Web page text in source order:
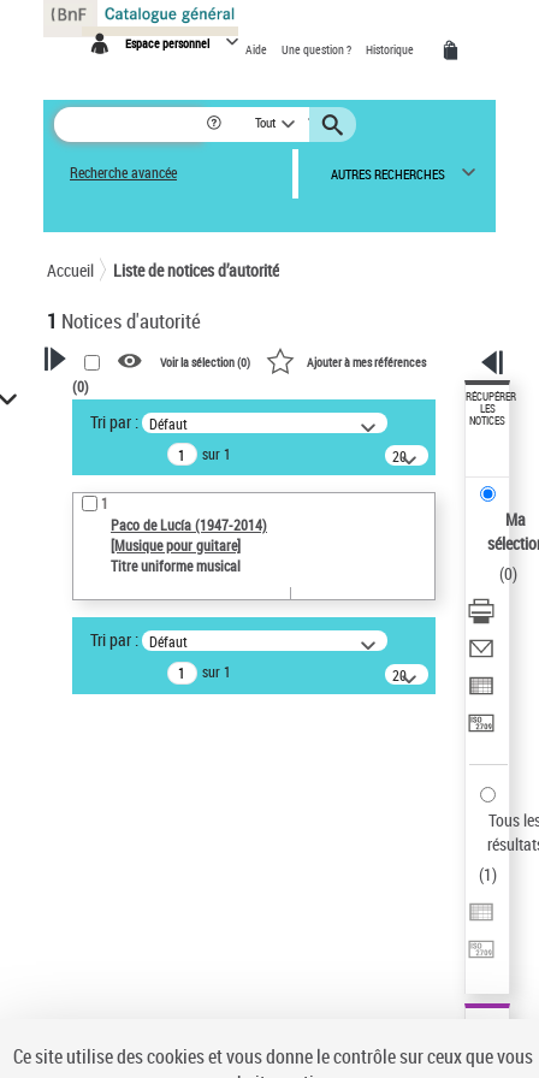
Espace personnel Aide Une question ? Historique
Tout
Recherche avancée AUTRES RECHERCHES
Accueil Liste de notices d’autorité
1 Notices d'autorité
VOTRE RECHERCHE
Recherche avancée dans les
notices d’autorité
Œuvres liées à l'auteur :
Paco de Lucía (1947-2014)
Statut de la notice d’autorité
ne s'applique pas
Sauvegarder votre recherche
Voir la sélection (0) Ajouter à mes références
(0)
Tri par : Défaut
sur 1
20
résultats/page
1
Paco de Lucía (1947-2014)
[Musique pour guitare]
Titre uniforme musical
Tri par : Défaut
sur 1
20
résultats/page
RÉCUPÉRER
LES
NOTICES
Ma
(0)
Tous
(1)
Panneau de gestion des cookies
Ce site utilise des cookies et vous donne le contrôle sur ceux que vous